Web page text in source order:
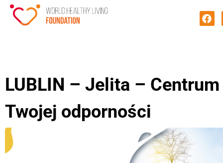
LUBLIN – Jelita – Centrum
Twojej odporności